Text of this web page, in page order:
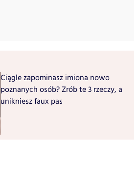
Ciągle zapominasz imiona nowo
poznanych osób? Zrób te 3 rzeczy, a
unikniesz faux pas